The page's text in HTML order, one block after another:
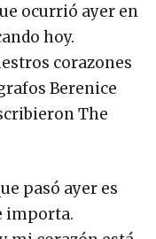
ocurrió ayer en
hoy.
corazones
Berenice
The
pasó ayer es
importa.